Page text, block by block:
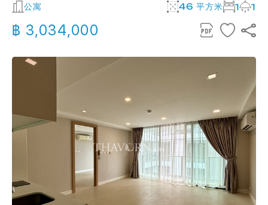
公寓 46 平方米 1 1
฿ 3,034,000